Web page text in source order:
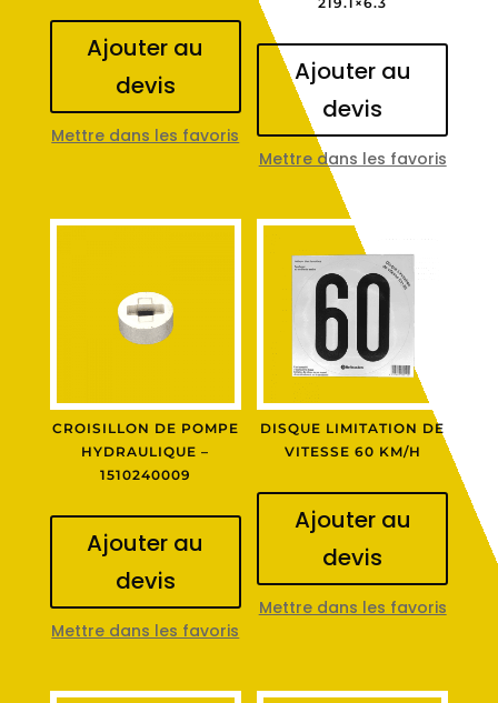
Ajouter au
devis
Mettre dans les favoris
Ajouter au
devis
Mettre dans les favoris
CROISILLON DE POMPE
HYDRAULIQUE –
1510240009
Ajouter au
devis
Mettre dans les favoris
DISQUE LIMITATION DE
VITESSE 60 KM/H
Ajouter au
devis
Mettre dans les favoris